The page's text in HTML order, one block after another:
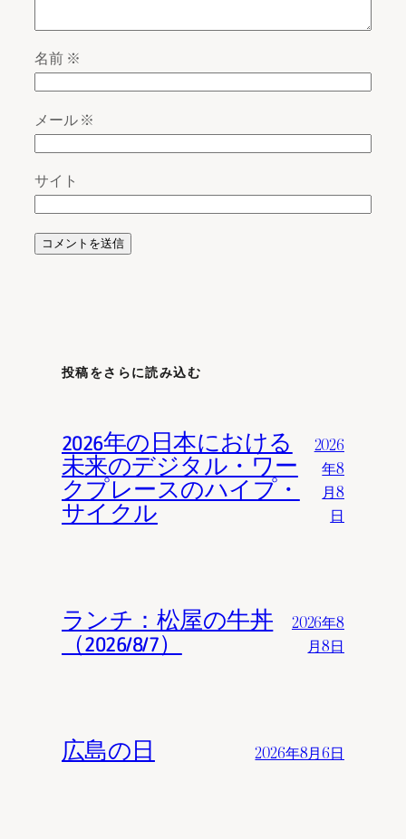
名前 ※
メール※
サイト
投稿をさらに読み込む
2026年の日本における
未来のデジタル・ワー
クプレースのハイプ・
サイクル
2026
年8
月8
日
ランチ：松屋の牛丼
（2026/8/7）
2026年8
月8日
広島の日 2026年8月6日